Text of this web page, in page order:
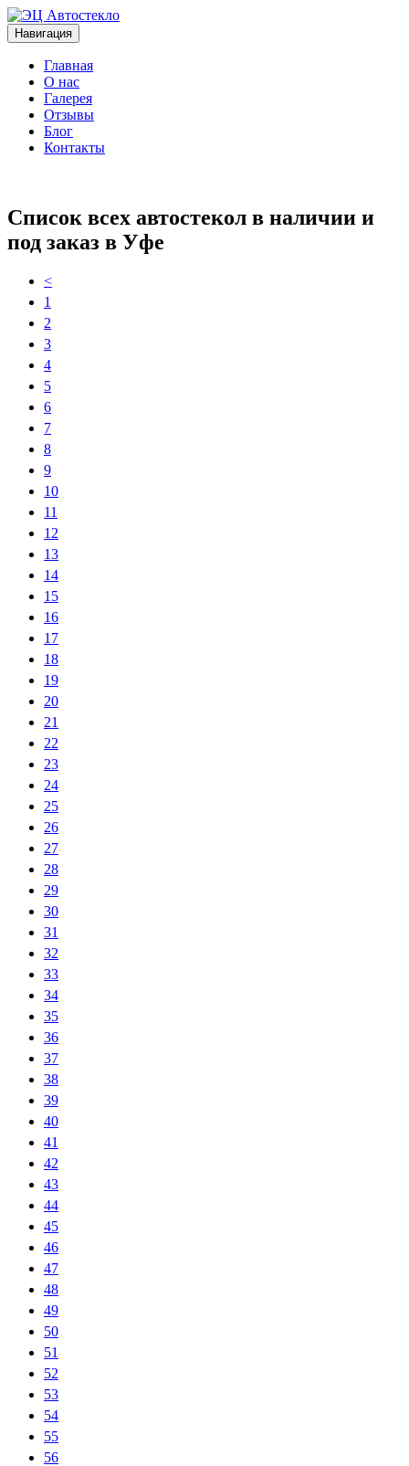
Навигация
Главная
О нас
Галерея
Отзывы
Блог
Контакты
Список всех автостекол в наличии и
под заказ в Уфе
<
1
2
3
4
5
6
7
8
9
10
11
12
13
14
15
16
17
18
19
20
21
22
23
24
25
26
27
28
29
30
31
32
33
34
35
36
37
38
39
40
41
42
43
44
45
46
47
48
49
50
51
52
53
54
55
56